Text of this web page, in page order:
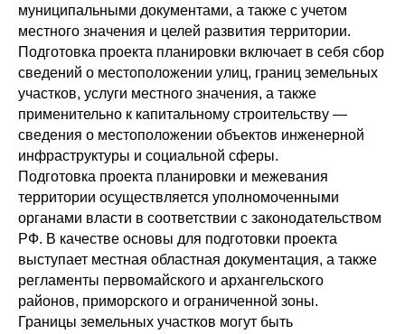
муниципальными документами, а также с учетом
местного значения и целей развития территории.
Подготовка проекта планировки включает в себя сбор
сведений о местоположении улиц, границ земельных
участков, услуги местного значения, а также
применительно к капитальному строительству —
сведения о местоположении объектов инженерной
инфраструктуры и социальной сферы.
Подготовка проекта планировки и межевания
территории осуществляется уполномоченными
органами власти в соответствии с законодательством
РФ. В качестве основы для подготовки проекта
выступает местная областная документация, а также
регламенты первомайского и архангельского
районов, приморского и ограниченной зоны.
Границы земельных участков могут быть